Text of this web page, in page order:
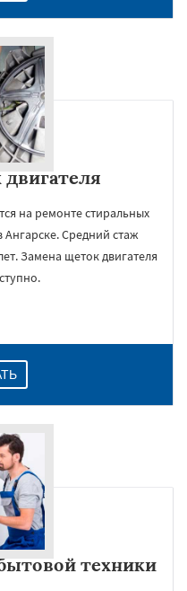
на ремонте стиральных
Средний стаж
Замена щеток двигателя
техники